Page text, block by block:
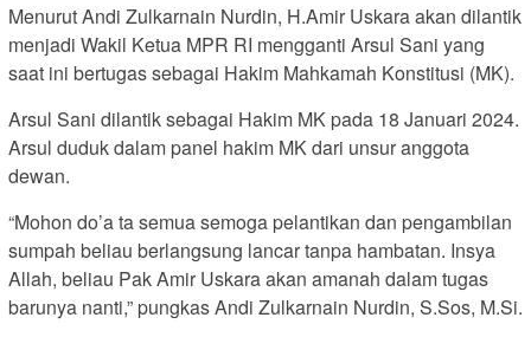
Menurut Andi Zulkarnain Nurdin, H.Amir Uskara akan dilantik
menjadi Wakil Ketua MPR RI mengganti Arsul Sani yang
saat ini bertugas sebagai Hakim Mahkamah Konstitusi (MK).
Arsul Sani dilantik sebagai Hakim MK pada 18 Januari 2024.
Arsul duduk dalam panel hakim MK dari unsur anggota
dewan.
“Mohon do’a ta semua semoga pelantikan dan pengambilan
sumpah beliau berlangsung lancar tanpa hambatan. Insya
Allah, beliau Pak Amir Uskara akan amanah dalam tugas
barunya nanti,” pungkas Andi Zulkarnain Nurdin, S.Sos, M.Si.